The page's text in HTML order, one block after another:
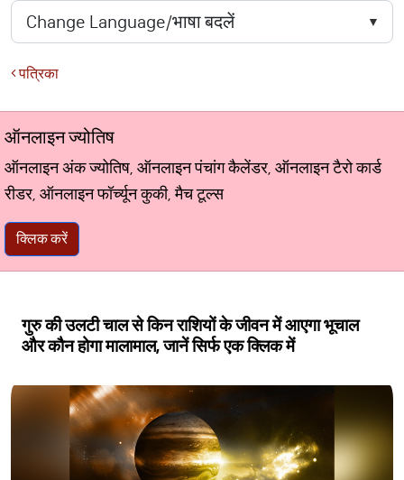
पत्रिका
ऑनलाइन ज्योतिष
ऑनलाइन अंक ज्योतिष, ऑनलाइन पंचांग कैलेंडर, ऑनलाइन टैरो कार्ड
रीडर, ऑनलाइन फॉर्च्यून कुकी, मैच टूल्स
क्लिक करें
गुरु की उलटी चाल से किन राशियों के जीवन में आएगा भूचाल
और कौन होगा मालामाल, जानें सिर्फ एक क्लिक में